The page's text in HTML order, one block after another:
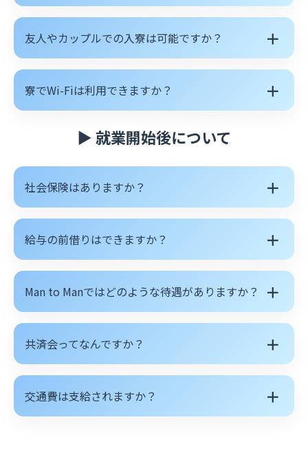
友人やカップルでの入寮は可能ですか？ ＋
寮でWi-Fiは利用できますか？ ＋
▶ 就業開始後について
社会保険はありますか？ ＋
給与の前借りはできますか？ ＋
Man to Manではどのような待遇がありますか？ ＋
共済会ってなんですか？ ＋
交通費は支給されますか？ ＋